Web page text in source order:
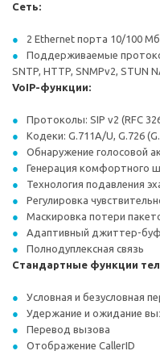
Сеть:
2 Ethernet порта 10/100
Поддерживаемые
SNTP, HTTP, SNMPv2, STUN
VoIP-функции:
Протоколы: SIP v2 (RFC
Кодеки: G.711A/U, G.726
Обнаружение голосовой
Генерация комфортного
Технология подавления
Регулировка
Маскировка потери
Адаптивный джиттер-
Полнодуплексная связь
Стандартные функции
Условная и безусловная
Удержание и ожидание
Перевод вызова
Отображение CallerID